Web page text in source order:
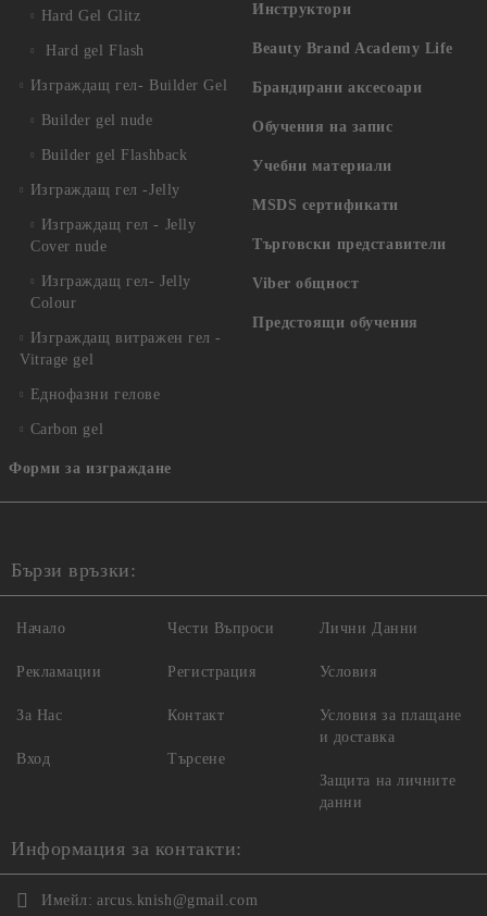
Hard Gel Glitz
Hard gel Flash
Изграждащ гел- Builder Gel
Builder gel nude
Builder gel Flashback
Изграждащ гел -Jelly
Изграждащ гел - Jelly
Cover nude
Изграждащ гел- Jelly
Colour
Изграждащ витражен гел -
Vitrage gel
Еднофазни гелове
Carbon gel
Форми за изграждане
Инструктори
Beauty Brand Academy Life
Брандирани аксесоари
Обучения на запис
Учебни материали
MSDS сертификати
Търговски представители
Viber общност
Предстоящи обучения
Бързи връзки:
Начало
Рекламации
За Нас
Вход
Чести Въпроси
Регистрация
Контакт
Търсене
Лични Данни
Условия
Условия за плащане
и доставка
Защита на личните
данни
Информация за контакти:
Имейл: arcus.knish@gmail.com